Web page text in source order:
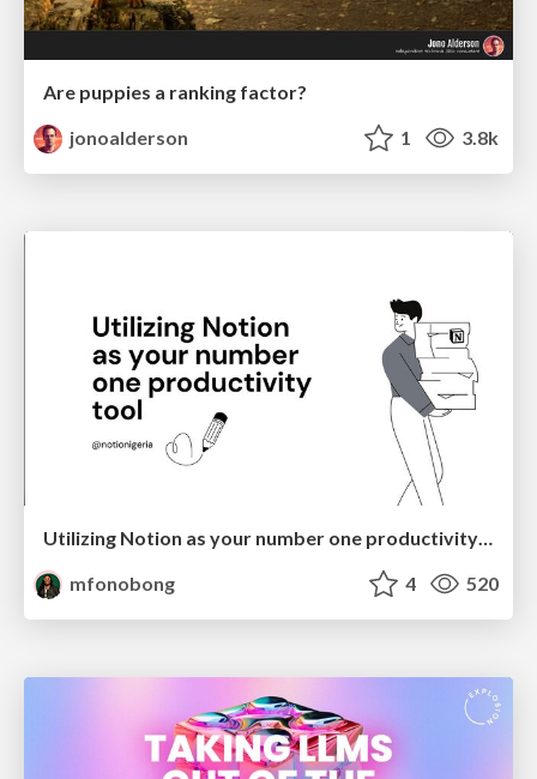
Are puppies a ranking factor?
jonoalderson
1 3.8k
Utilizing Notion as your number one productivity tool
mfonobong
4 520